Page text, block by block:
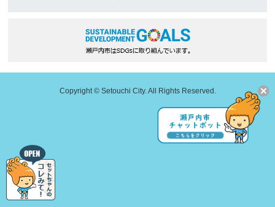
Copyright © Setouchi City. All Rights Reserved.